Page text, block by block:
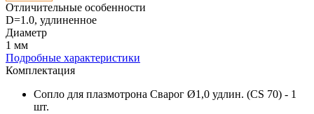
Отличительные особенности
D=1.0, удлиненное
Диаметр
1 мм
Подробные характеристики
Комплектация
Сопло для плазмотрона Сварог Ø1,0 удлин. (CS 70) - 1
шт.